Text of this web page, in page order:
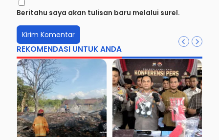
Beritahu saya akan tulisan baru melalui surel.
REKOMENDASI UNTUK ANDA